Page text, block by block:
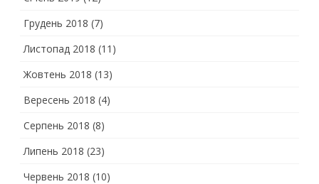
Грудень 2018 (7)
Листопад 2018 (11)
Жовтень 2018 (13)
Вересень 2018 (4)
Серпень 2018 (8)
Липень 2018 (23)
Червень 2018 (10)